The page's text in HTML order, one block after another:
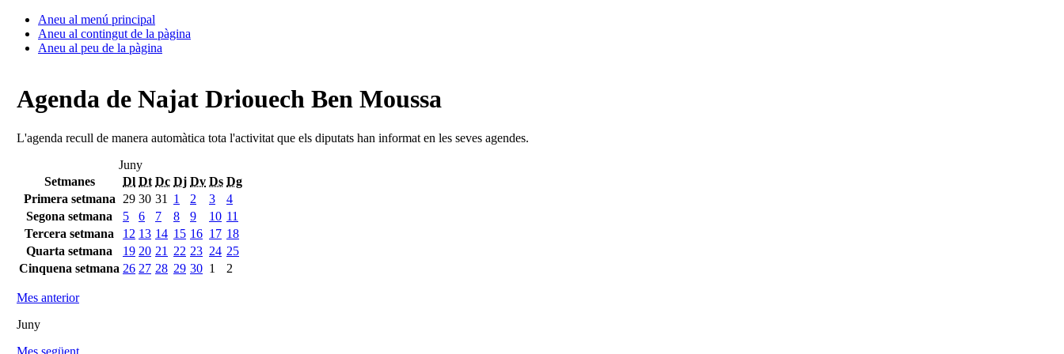
Aneu al menú principal
Aneu al contingut de la pàgina
Aneu al peu de la pàgina
Agenda de Najat Driouech Ben Moussa
L'agenda recull de manera automàtica tota l'activitat que els diputats han informat en les seves agendes.
Juny
Setmanes
Dl Dt Dc Dj Dv Ds Dg
Primera setmana
29 30 31 1 2 3
4
Segona setmana
5 6 7 8 9 10 11
Tercera setmana
12 13 14 15 16 17 18
Quarta setmana
19 20 21 22 23 24 25
Cinquena setmana 26 27 28 29 30 1 2
Mes anterior
Juny
Mes següent